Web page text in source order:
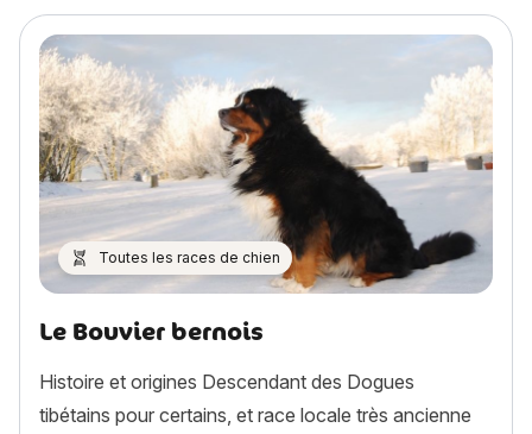
Toutes les races de chien
Le Bouvier bernois
Histoire et origines Descendant des Dogues
tibétains pour certains, et race locale très ancienne